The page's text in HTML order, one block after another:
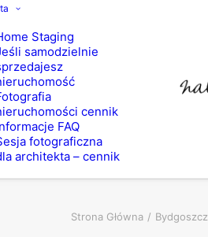
Staging
samodzielnie
cennik
FAQ
fotograficzna
architekta – cennik
Strona Główna Bydgoszcz